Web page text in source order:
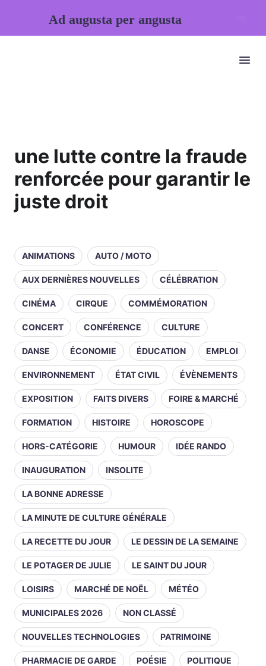
une lutte contre la fraude
renforcée pour garantir le
juste droit
ANIMATIONS AUTO / MOTO
AUX DERNIÈRES NOUVELLES CÉLÉBRATION
CINÉMA CIRQUE COMMÉMORATION
CONCERT CONFÉRENCE CULTURE
DANSE ÉCONOMIE ÉDUCATION EMPLOI
ENVIRONNEMENT ÉTAT CIVIL ÉVÈNEMENTS
EXPOSITION FAITS DIVERS FOIRE & MARCHÉ
FORMATION HISTOIRE HOROSCOPE
HORS-CATÉGORIE HUMOUR IDÉE RANDO
INAUGURATION INSOLITE
LA BONNE ADRESSE
LA MINUTE DE CULTURE GÉNÉRALE
LA RECETTE DU JOUR LE DESSIN DE LA SEMAINE
LE POTAGER DE JULIE LE SAINT DU JOUR
LOISIRS MARCHÉ DE NOËL MÉTÉO
MUNICIPALES 2026 NON CLASSÉ
NOUVELLES TECHNOLOGIES PATRIMOINE
PHARMACIE DE GARDE POÉSIE POLITIQUE
Ad augusta per angusta